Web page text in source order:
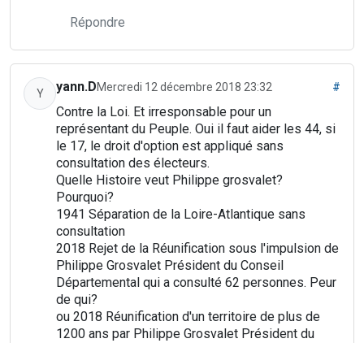
Répondre
Y yann.DMercredi 12 décembre 2018 23:32 #
Contre la Loi. Et irresponsable pour un
représentant du Peuple. Oui il faut aider les 44, si
le 17, le droit d'option est appliqué sans
consultation des électeurs.
Quelle Histoire veut Philippe grosvalet?
Pourquoi?
1941 Séparation de la Loire-Atlantique sans
consultation
2018 Rejet de la Réunification sous l'impulsion de
Philippe Grosvalet Président du Conseil
Départemental qui a consulté 62 personnes. Peur
de qui?
ou 2018 Réunification d'un territoire de plus de
1200 ans par Philippe Grosvalet Président du